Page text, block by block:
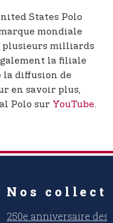
States Polo
mondiale
plusieurs milliards
la filiale
la diffusion de
en savoir plus,
Polo sur YouTube.
Nos
250e anniversaire des